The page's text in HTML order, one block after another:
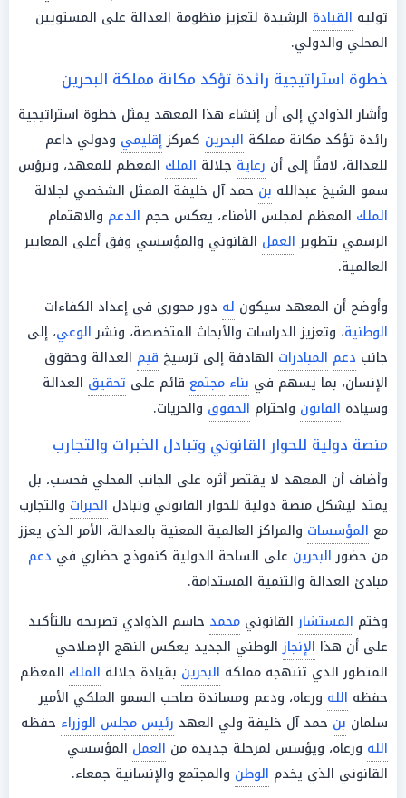
توليه القيادة الرشيدة لتعزيز منظومة العدالة على المستويين
المحلي والدولي.
خطوة استراتيجية رائدة تؤكد مكانة مملكة البحرين
وأشار الذوادي إلى أن إنشاء هذا المعهد يمثل خطوة استراتيجية
رائدة تؤكد مكانة مملكة البحرين كمركزإقليمي ودولي داعم
للعدالة، لافتًا إلى أن رعاية جلالة الملك المعظم للمعهد، وترؤس
سمو الشيخ عبدالله بن حمد آل خليفة الممثل الشخصي لجلالة
الملك المعظم لمجلس الأمناء، يعكس حجم الدعم والاهتمام
الرسمي بتطويرالعمل القانوني والمؤسسي وفق أعلى المعايير
العالمية.
وأوضح أن المعهد سيكون له دور محوري في إعداد الكفاءات
الوطنية، وتعزيز الدراسات والأبحاث المتخصصة، ونشرالوعي، إلى
جانب دعم المبادرات الهادفة إلى ترسيخ قيم العدالة وحقوق
الإنسان، بما يسهم في بناء مجتمع قائم على تحقيق العدالة
وسيادة القانون واحترام الحقوق والحريات.
منصة دولية للحوار القانوني وتبادل الخبرات والتجارب
وأضاف أن المعهد لا يقتصر أثره على الجانب المحلي فحسب، بل
يمتد ليشكل منصة دولية للحوار القانوني وتبادل الخبرات والتجارب
مع المؤسسات والمراكز العالمية المعنية بالعدالة، الأمر الذي يعزز
من حضورالبحرين على الساحة الدولية كنموذج حضاري في دعم
مبادئ العدالة والتنمية المستدامة.
وختم المستشارالقانوني محمد جاسم الذوادي تصريحه بالتأكيد
على أن هذا الإنجازالوطني الجديد يعكس النهج الإصلاحي
المتطور الذي تنتهجه مملكة البحرين بقيادة جلالة الملك المعظم
حفظه الله ورعاه، ودعم ومساندة صاحب السمو الملكي الأمير
سلمان بن حمد آل خليفة ولي العهد رئيس مجلس الوزراء حفظه
الله ورعاه، ويؤسس لمرحلة جديدة من العمل المؤسسي
القانوني الذي يخدم الوطن والمجتمع والإنسانية جمعاء.